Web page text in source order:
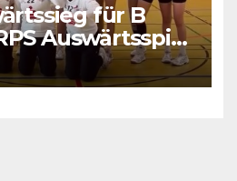
für B
Auswärtsspiel